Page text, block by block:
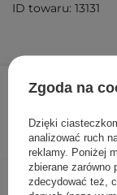
42,40 zł
ID towaru: 13131
Inni
Zgoda na
Dzięki
analizować ruch
reklamy. Poniżej
zbierane zarówno
zdecydować też,